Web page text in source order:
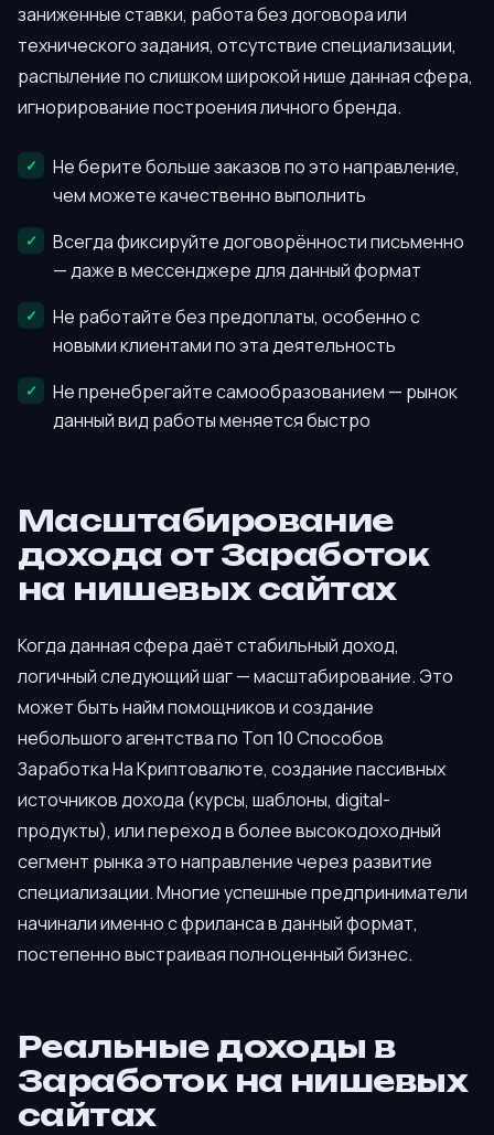
заниженные ставки, работа без договора или
технического задания, отсутствие специализации,
распыление по слишком широкой нише данная сфера,
игнорирование построения личного бренда.
Не берите больше заказов по это направление,
чем можете качественно выполнить
Всегда фиксируйте договорённости письменно
— даже в мессенджере для данный формат
Не работайте без предоплаты, особенно с
новыми клиентами по эта деятельность
Не пренебрегайте самообразованием — рынок
данный вид работы меняется быстро
Масштабирование
дохода от Заработок
на нишевых сайтах
Когда данная сфера даёт стабильный доход,
логичный следующий шаг — масштабирование. Это
может быть найм помощников и создание
небольшого агентства по Топ 10 Способов
Заработка На Криптовалюте, создание пассивных
источников дохода (курсы, шаблоны, digital-
продукты), или переход в более высокодоходный
сегмент рынка это направление через развитие
специализации. Многие успешные предприниматели
начинали именно с фриланса в данный формат,
постепенно выстраивая полноценный бизнес.
Реальные доходы в
Заработок на нишевых
сайтах